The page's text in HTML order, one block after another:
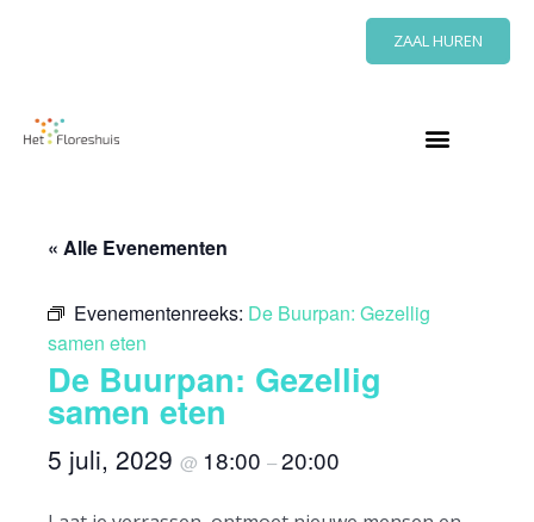
ZAAL HUREN
« Alle Evenementen
Evenementenreeks: De Buurpan: Gezellig
samen eten
De Buurpan: Gezellig
samen eten
5 juli, 2029 @ 18:00 –20:00